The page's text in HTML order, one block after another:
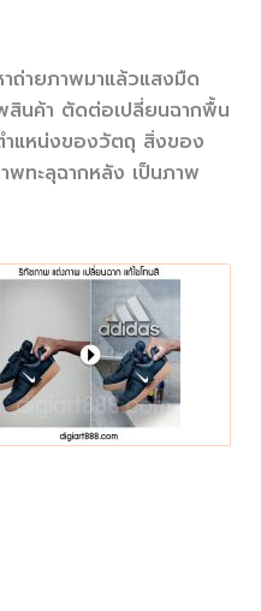
ถ่ายภาพมาแล้วแสงมืด
สินค้า ตัดต่อเปลี่ยนฉากพื้น
ำแหน่งของวัตถุ สิ่งของ
ทะลุฉากหลัง เป็นภาพ